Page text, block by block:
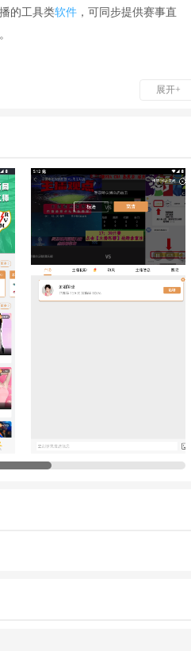
的工具类软件 ，可同步提供赛事直
流的合规软件包括腾讯体育、雷速体
展开+